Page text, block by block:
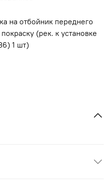
на отбойник переднего
(рек. к установке
1 шт)